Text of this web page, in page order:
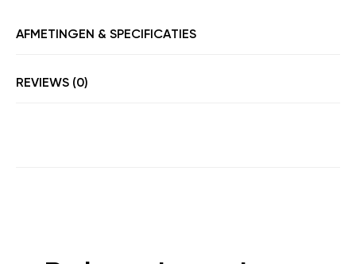
AFMETINGEN & SPECIFICATIES
REVIEWS (0)